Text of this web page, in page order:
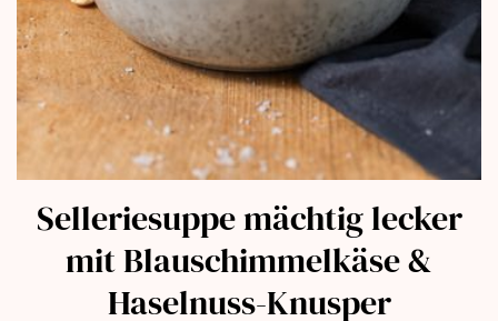
Selleriesuppe mächtig lecker
mit Blauschimmelkäse &
Haselnuss-Knusper